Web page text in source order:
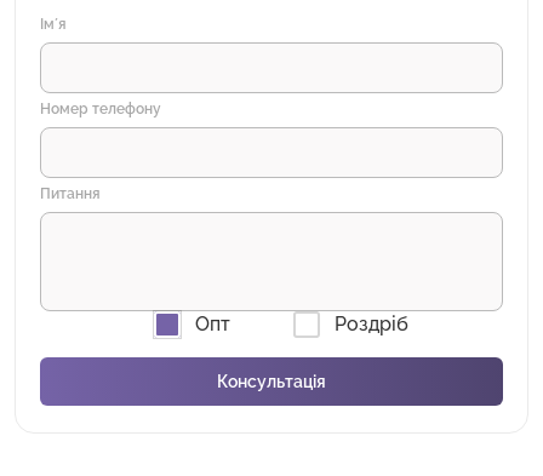
Імʼя
Номер телефону
Питання
Опт Роздріб